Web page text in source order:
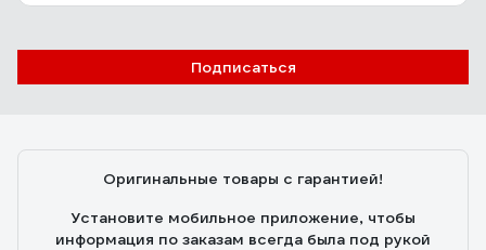
Подписаться
Оригинальные товары с гарантией!
Установите мобильное приложение, чтобы
информация по заказам всегда была под рукой